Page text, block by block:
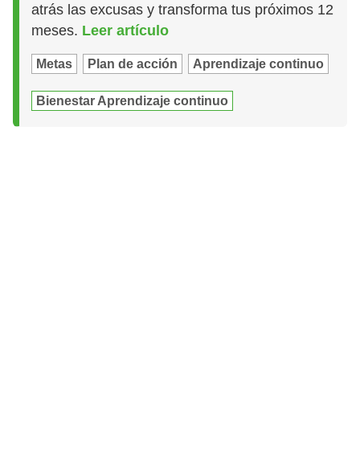
atrás las excusas y transforma tus próximos 12
meses. Leer artículo
Metas Plan de acción Aprendizaje continuo
Bienestar Aprendizaje continuo